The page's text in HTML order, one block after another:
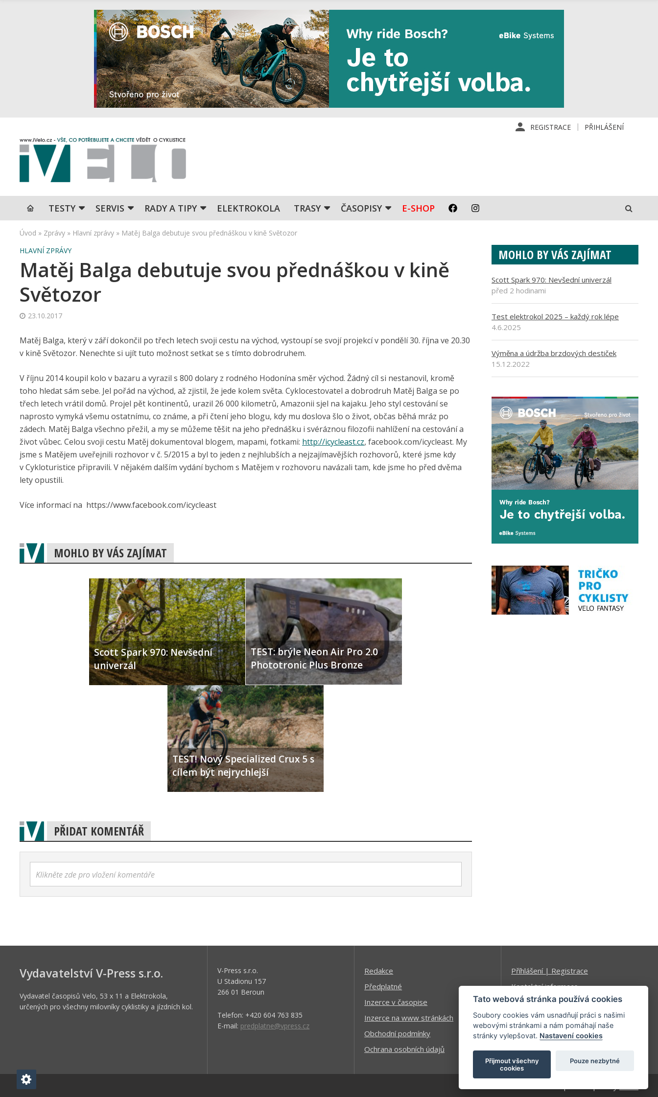
REGISTRACE PŘIHLÁŠENÍ
TESTY SERVIS RADY A TIPY ELEKTROKOLA TRASY ČASOPISY E-SHOP
Úvod » Zprávy » Hlavní zprávy » Matěj Balga debutuje svou přednáškou v kině Světozor
HLAVNÍ ZPRÁVY
Matěj Balga debutuje svou přednáškou v kině
Světozor
23.10.2017
Matěj Balga, který v září dokončil po třech letech svoji cestu na východ, vystoupí se svojí projekcí v pondělí 30. října ve 20.30
v kině Světozor. Nenechte si ujít tuto možnost setkat se s tímto dobrodruhem.
V říjnu 2014 koupil kolo v bazaru a vyrazil s 800 dolary z rodného Hodonína směr východ. Žádný cíl si nestanovil, kromě
toho hledat sám sebe. Jel pořád na východ, až zjistil, že jede kolem světa. Cyklocestovatel a dobrodruh Matěj Balga se po
třech letech vrátil domů. Projel pět kontinentů, urazil 26 000 kilometrů, Amazonii sjel na kajaku. Jeho styl cestování se
naprosto vymyká všemu ostatnímu, co známe, a při čtení jeho blogu, kdy mu doslova šlo o život, občas běhá mráz po
zádech. Matěj Balga všechno přežil, a my se můžeme těšit na jeho přednášku i svéráznou filozofii nahlížení na cestování a
život vůbec. Celou svoji cestu Matěj dokumentoval blogem, mapami, fotkami: http://icycleast.cz, facebook.com/icycleast. My
jsme s Matějem uveřejnili rozhovor v č. 5/2015 a byl to jeden z nejhlubších a nejzajímavějších rozhovorů, které jsme kdy
v Cykloturistice připravili. V nějakém dalším vydání bychom s Matějem v rozhovoru navázali tam, kde jsme ho před dvěma
lety opustili.
Více informací na https://www.facebook.com/icycleast
MOHLO BY VÁS ZAJÍMAT
Scott Spark 970: Nevšední
univerzál
TEST: brýle Neon Air Pro 2.0
Phototronic Plus Bronze
TEST! Nový Specialized Crux 5 s
cílem být nejrychlejší
PŘIDAT KOMENTÁŘ
Klikněte zde pro vložení komentáře
MOHLO BY VÁS ZAJÍMAT
Scott Spark 970: Nevšední univerzál
před 2 hodinami
Test elektrokol 2025 – každý rok lépe
4.6.2025
Výměna a údržba brzdových destiček
15.12.2022
Vydavatelství V-Press s.r.o.
Vydavatel časopisů Velo, 53 x 11 a Elektrokola,
určených pro všechny milovníky cyklistiky a jízdních kol.
V-Press s.r.o.
U Stadionu 157
266 01 Beroun
Telefon: +420 604 763 835
E-mail: predplatne@vpress.cz
Redakce
Předplatné
Inzerce v časopise
Inzerce na www stránkách
Obchodní podmínky
Ochrana osobních údajů
Příhlášení | Registrace
Kontaktní informace
Mapa stránek
Tato webová stránka používá cookies
Soubory cookies vám usnadňují práci s našimi
webovými stránkami a nám pomáhají naše
stránky vylepšovat. Nastavení cookies
Přijmout všechny
cookies
Pouze nezbytné